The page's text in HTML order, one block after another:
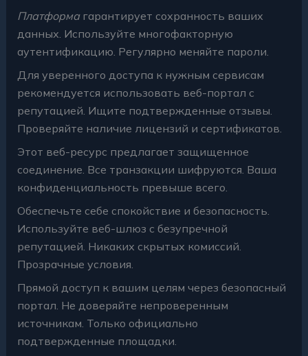
Платформагарантирует сохранность ваших
данных. Используйте многофакторную
аутентификацию. Регулярно меняйте пароли.
Для уверенного доступа к нужным сервисам
рекомендуется использовать веб-портал с
репутацией. Ищите подтвержденные отзывы.
Проверяйте наличие лицензий и сертификатов.
Этот веб-ресурс предлагает защищенное
соединение. Все транзакции шифруются. Ваша
конфиденциальность превыше всего.
Обеспечьте себе спокойствие и безопасность.
Используйте веб-шлюз с безупречной
репутацией. Никаких скрытых комиссий.
Прозрачные условия.
Прямой доступ к вашим целям через безопасный
портал. Не доверяйте непроверенным
источникам. Только официально
подтвержденные площадки.